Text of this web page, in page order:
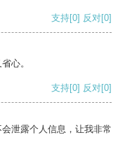
支持[0] 反对[0]
心。
支持[0] 反对[0]
泄露个人信息，让我非常